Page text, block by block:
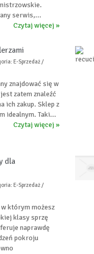
serwis,...
Czytaj więcej »
E-Sprzedaż /
znajdować się w
zatem znaleźć
ich zakup. Sklep z
idealnym. Taki...
Czytaj więcej »
dla
E-Sprzedaż /
którym możesz
klasy sprzę
naprawdę
pokroju